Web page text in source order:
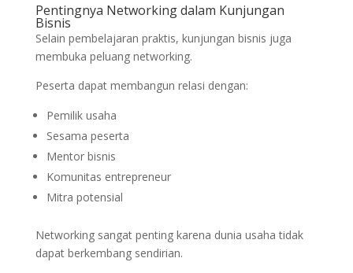
Pentingnya Networking dalam Kunjungan
Bisnis
Selain pembelajaran praktis, kunjungan bisnis juga
membuka peluang networking.
Peserta dapat membangun relasi dengan:
Pemilik usaha
Sesama peserta
Mentor bisnis
Komunitas entrepreneur
Mitra potensial
Networking sangat penting karena dunia usaha tidak
dapat berkembang sendirian.